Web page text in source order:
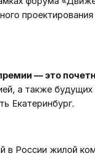
— это
а также
Екатеринбург.
в России жилой